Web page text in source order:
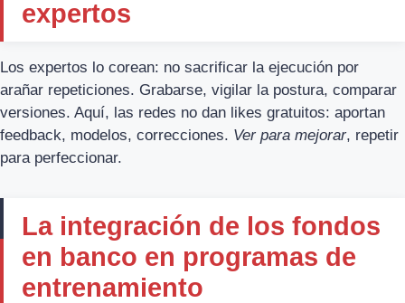
expertos
Los expertos lo corean: no sacrificar la ejecución por
arañar repeticiones. Grabarse, vigilar la postura, comparar
versiones. Aquí, las redes no dan likes gratuitos: aportan
feedback, modelos, correcciones. Ver para mejorar, repetir
para perfeccionar.
La integración de los fondos
en banco en programas de
entrenamiento